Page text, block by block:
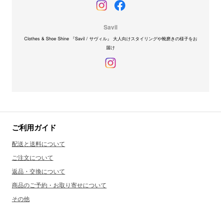
Savil
Clothes & Shoe Shine 『Savil / サヴィル』 大人向けスタイリングや靴磨きの様子をお
届け
ご利用ガイド
配送と送料について
ご注文について
返品・交換について
商品のご予約・お取り寄せについて
その他